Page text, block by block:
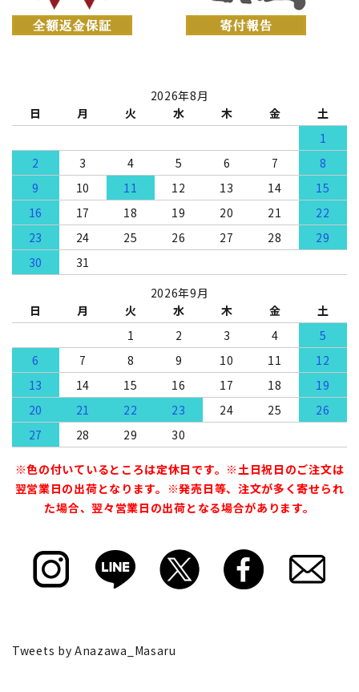
2026年8月
日
月 火 水 木 金
土
1
2
3 4 5 6 7
8
9
10 11 12 13 14
15
16
17 18 19 20 21
22
23
24 25 26 27 28
29
30
31
2026年9月
日
月 火 水 木 金
土
1
2 3 4
5
6
7 8 9 10 11
12
13
14 15 16 17 18
19
20
21 22 23 24 25
26
27
28 29 30
※色の付いているところは定休日です。※土日祝日のご注文は
翌営業日の出荷となります。※発売日等、注文が多く寄せられ
た場合、翌々営業日の出荷となる場合があります。
Tweets by Anazawa_Masaru